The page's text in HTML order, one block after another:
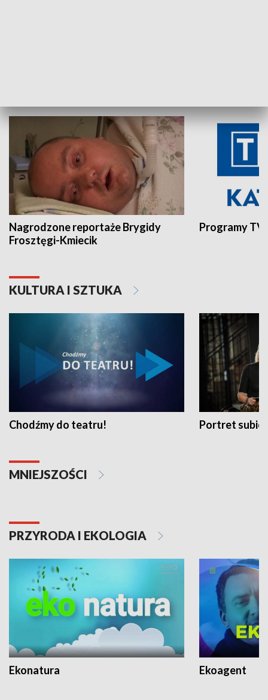
Nagrodzone reportaże Brygidy
Frosztęgi-Kmiecik
Programy
KULTURA I SZTUKA
Chodźmy do teatru! Portret
MNIEJSZOŚCI
PRZYRODA I EKOLOGIA
Ekonatura Ekoagent